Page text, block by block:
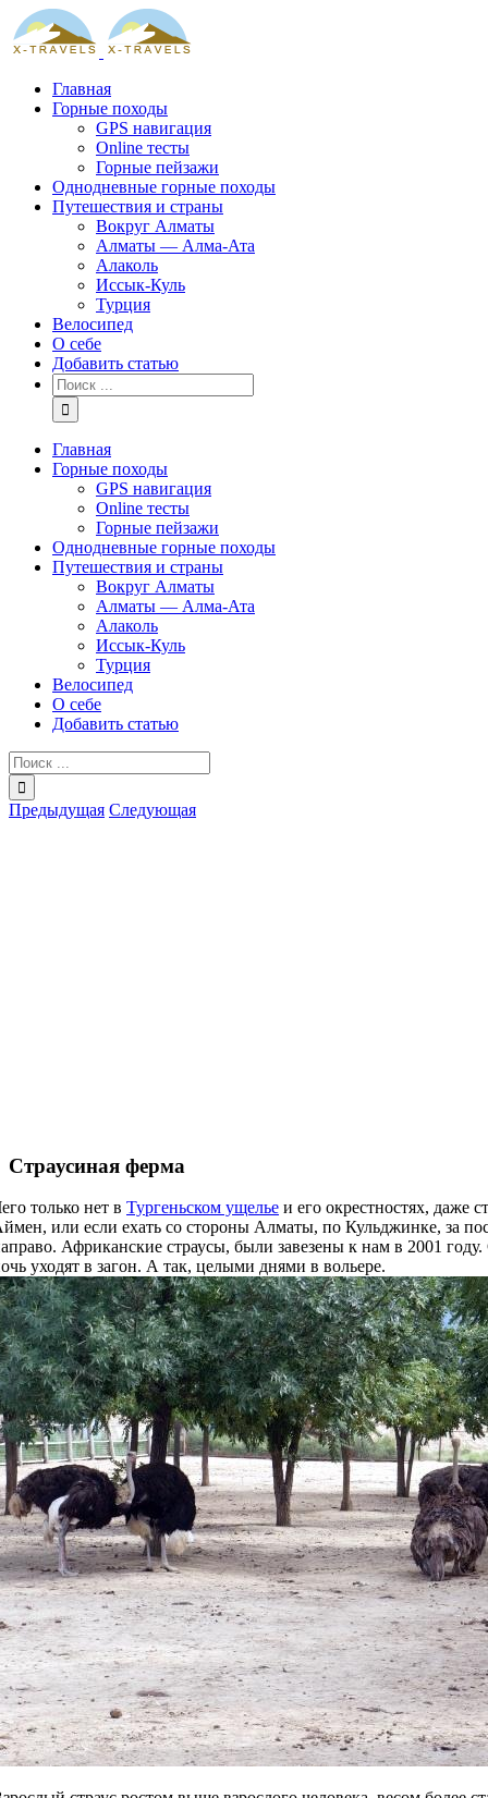
Skip
to
content
Главная
Горные походы
GPS навигация
Online тесты
Горные пейзажи
Однодневные горные походы
Путешествия и страны
Вокруг Алматы
Алматы — Алма-Ата
Алаколь
Иссык-Куль
Турция
Велосипед
О себе
Добавить статью
Результат
поиска:
Главная
Горные походы
GPS навигация
Online тесты
Горные пейзажи
Однодневные горные походы
Путешествия и страны
Вокруг Алматы
Алматы — Алма-Ата
Алаколь
Иссык-Куль
Турция
Велосипед
О себе
Добавить статью
Результат
поиска:
Предыдущая Следующая
Страусиная ферма
только нет в Тургеньском ущелье и его окрестностях, даже
или если ехать со стороны Алматы, по Кульджинке, за
Африканские страусы, были завезены к нам в 2001
уходят в загон. А так, целыми днями в вольере.